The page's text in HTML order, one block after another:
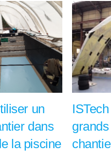
un
dans
la piscine